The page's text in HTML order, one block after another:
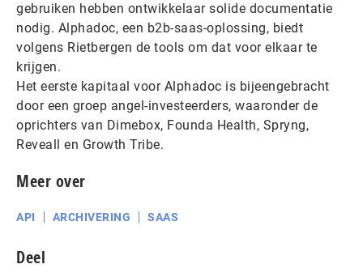
gebruiken hebben ontwikkelaar solide documentatie
nodig. Alphadoc, een b2b-saas-oplossing, biedt
volgens Rietbergen de tools om dat voor elkaar te
krijgen.
Het eerste kapitaal voor Alphadoc is bijeengebracht
door een groep angel-investeerders, waaronder de
oprichters van Dimebox, Founda Health, Spryng,
Reveall en Growth Tribe.
Meer over
API ARCHIVERING SAAS
Deel